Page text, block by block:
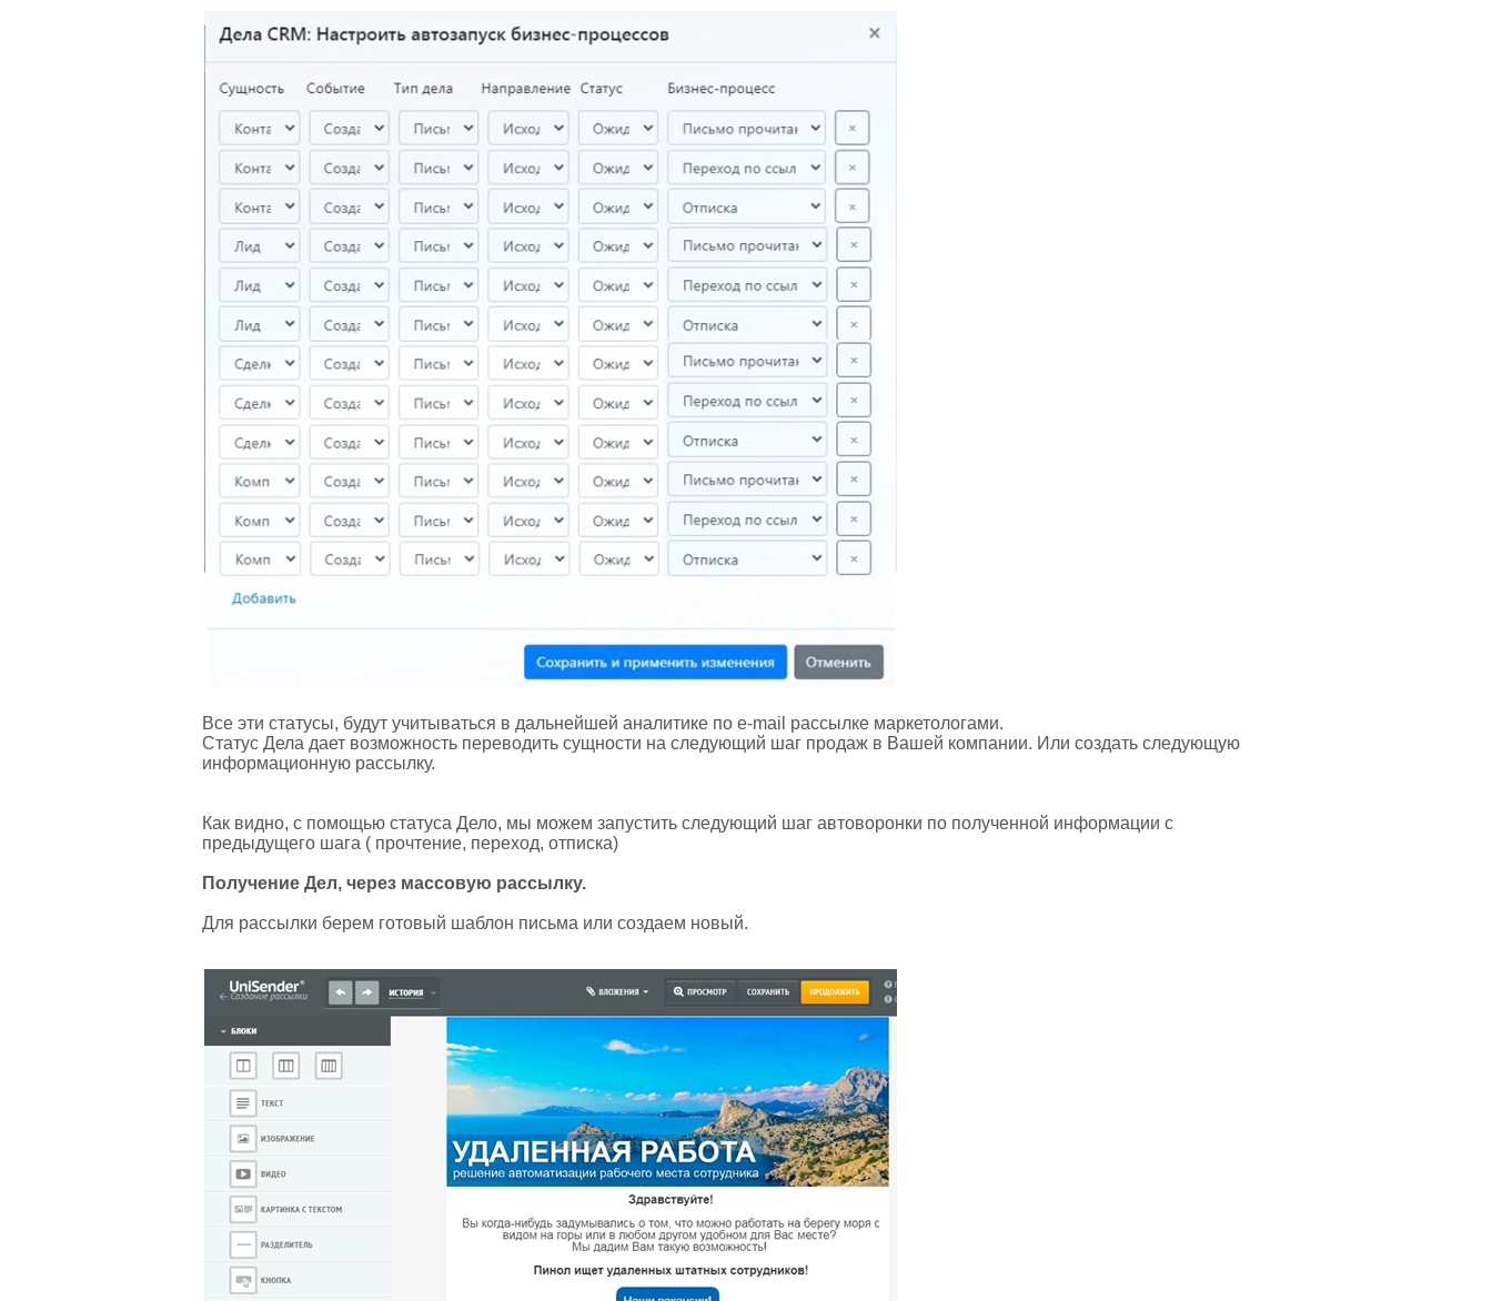
Все эти статусы, будут учитываться в дальнейшей аналитике по e-mail рассылке маркетологами.
Статус Дела дает возможность переводить сущности на следующий шаг продаж в Вашей компании. Или создать следующую
информационную рассылку.
Как видно, с помощью статуса Дело, мы можем запустить следующий шаг автоворонки по полученной информации с
предыдущего шага ( прочтение, переход, отписка)
Получение Дел, через массовую рассылку.
Для рассылки берем готовый шаблон письма или создаем новый.